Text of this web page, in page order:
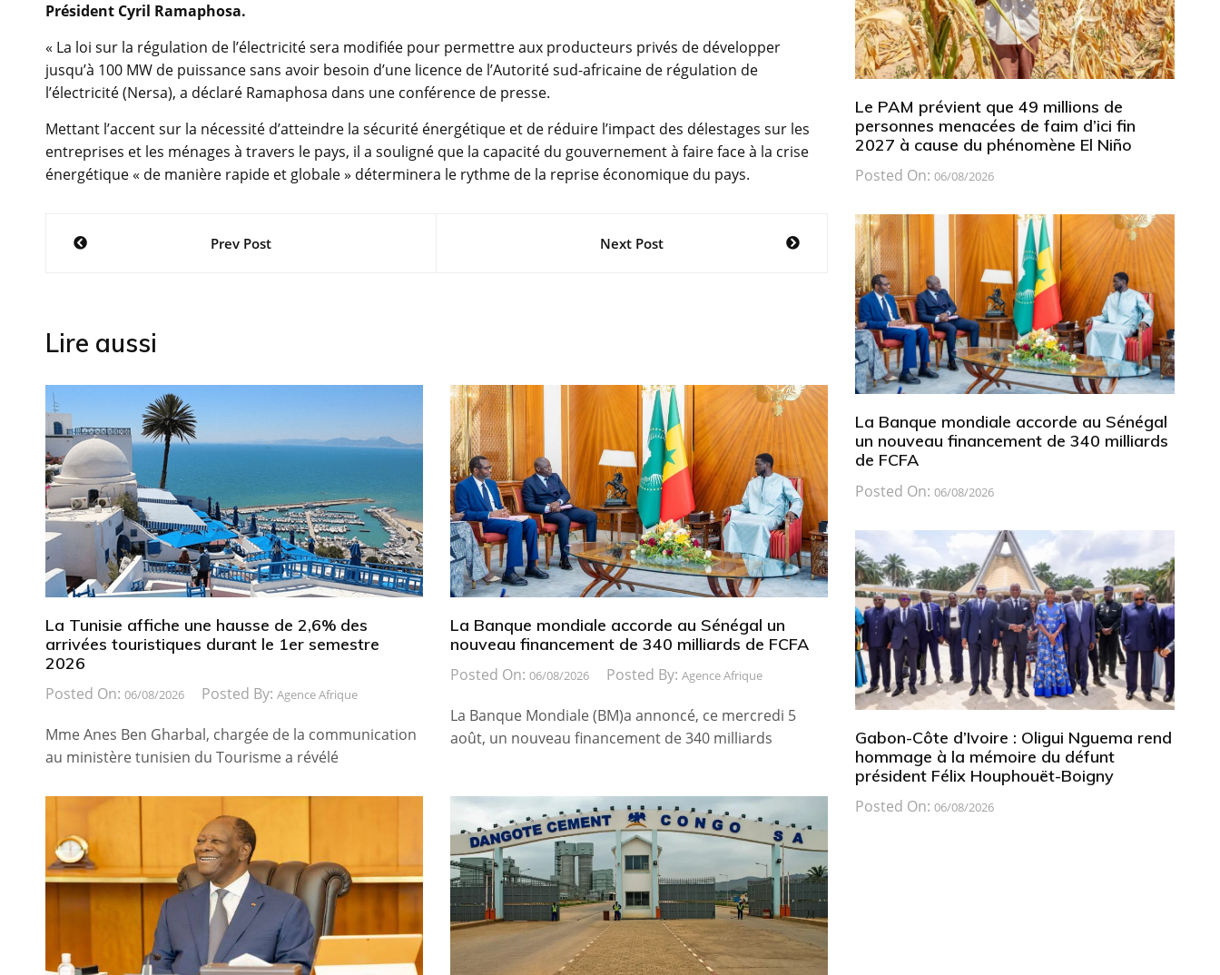
Président Cyril Ramaphosa.
« La loi sur la régulation de l’électricité sera modifiée pour permettre aux producteurs privés de développer
jusqu’à 100 MW de puissance sans avoir besoin d’une licence de l’Autorité sud-africaine de régulation de
l’électricité (Nersa), a déclaré Ramaphosa dans une conférence de presse.
Mettant l’accent sur la nécessité d’atteindre la sécurité énergétique et de réduire l’impact des délestages sur les
entreprises et les ménages à travers le pays, il a souligné que la capacité du gouvernement à faire face à la crise
énergétique « de manière rapide et globale » déterminera le rythme de la reprise économique du pays.
NavigationPrev Post Next Post
Lire aussi
La Tunisie affiche une hausse de 2,6% des
arrivées touristiques durant le 1er semestre
2026
Posted On: 06/08/2026 Posted By: Agence Afrique
Mme Anes Ben Gharbal, chargée de la communication
au ministère tunisien du Tourisme a révélé
La Banque mondiale accorde au Sénégal un
nouveau financement de 340 milliards de FCFA
Posted On: 06/08/2026 Posted By: Agence Afrique
La Banque Mondiale (BM)a annoncé, ce mercredi 5
août, un nouveau financement de 340 milliards
Le PAM prévient que 49 millions de
personnes menacées de faim d’ici fin
2027 à cause du phénomène El Niño
Posted On: 06/08/2026
La Banque mondiale accorde au Sénégal
un nouveau financement de 340 milliards
de FCFA
Posted On: 06/08/2026
Gabon-Côte d’Ivoire : Oligui Nguema rend
hommage à la mémoire du défunt
président Félix Houphouët-Boigny
Posted On: 06/08/2026